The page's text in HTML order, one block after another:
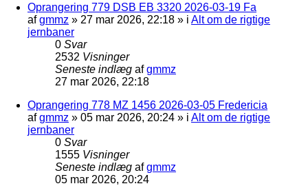
Oprangering 779 DSB EB 3320 2026-03-19 Fa
afgmmz » 27 mar 2026, 22:18 » i Alt om de rigtige
jernbaner
0 Svar
2532 Visninger
Seneste indlæg afgmmz
27 mar 2026, 22:18
Oprangering 778 MZ 1456 2026-03-05 Fredericia
afgmmz » 05 mar 2026, 20:24 » i Alt om de rigtige
jernbaner
0 Svar
1555 Visninger
Seneste indlæg afgmmz
05 mar 2026, 20:24